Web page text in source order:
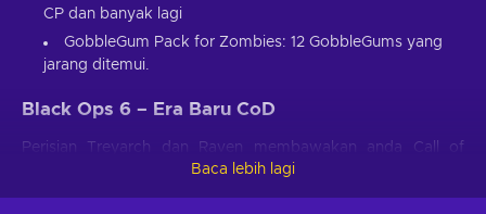
CP dan banyak lagi
GobbleGum Pack for Zombies: 12 GobbleGums yang
jarang ditemui.
Black Ops 6 – Era Baru CoD
Perisian Treyarch dan Raven membawakan anda Call of
Duty: Black Ops 6 – entri memacu adrenalin terbaharu dalam
Baca lebih lagi